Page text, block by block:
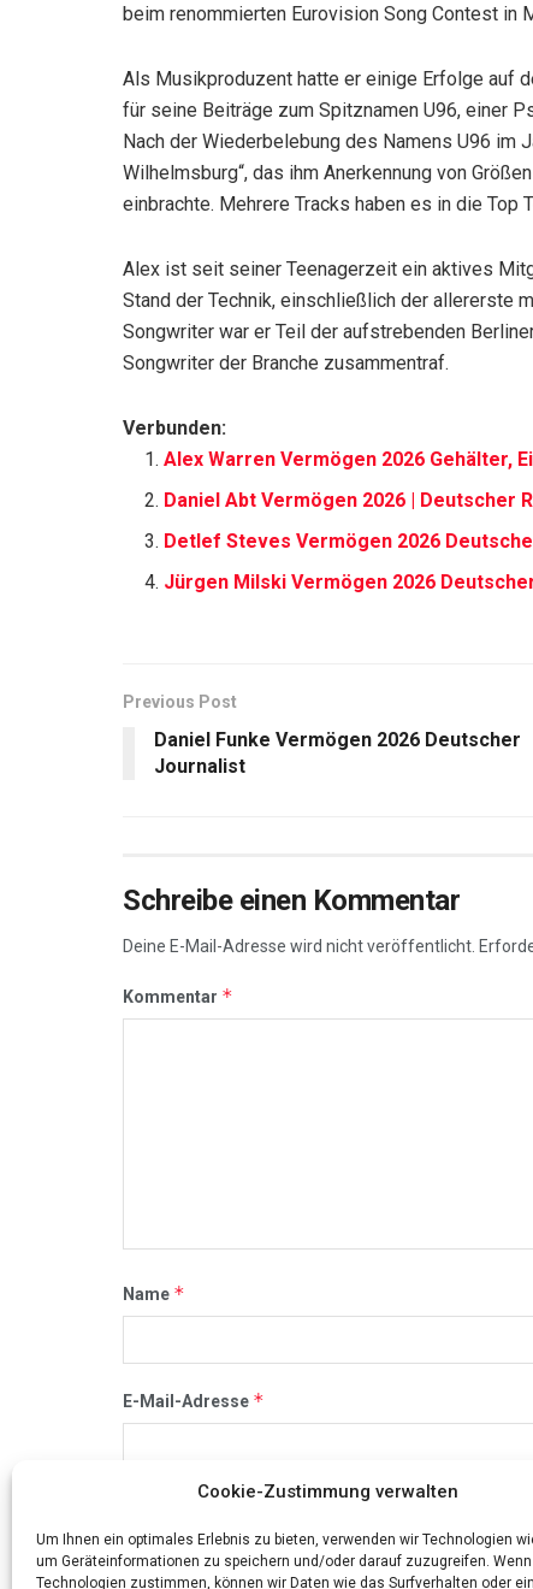
Cookie-Zustimmung verwalten
Um Ihnen ein optimales Erlebnis zu bieten, verwenden wir Technologien
um Geräteinformationen zu speichern und/oder darauf zuzugreifen.
Technologien zustimmen, können wir Daten wie das Surfverhalten oder
beim renommierten Eurovision Song Contest in
Als Musikproduzent hatte er einige Erfolge auf
für seine Beiträge zum Spitznamen U96, einer
Nach der Wiederbelebung des Namens U96 im
Wilhelmsburg“, das ihm Anerkennung von
einbrachte. Mehrere Tracks haben es in die Top
Alex ist seit seiner Teenagerzeit ein aktives
Stand der Technik, einschließlich der allererste
Songwriter war er Teil der aufstrebenden
Songwriter der Branche zusammentraf.
Verbunden:
Alex Warren Vermögen 2026 Gehälter,
Daniel Abt Vermögen 2026 | Deutscher
Detlef Steves Vermögen 2026
Jürgen Milski Vermögen 2026
Previous Post
Daniel Funke Vermögen 2026 Deutscher
Journalist
Schreibe einen Kommentar
Deine E-Mail-Adresse wird nicht veröffentlicht.
Kommentar *
Name *
E-Mail-Adresse *
Name, E-Mail-Adresse und Website in diesem